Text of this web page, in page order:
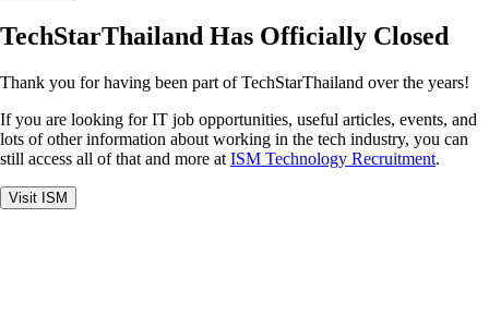
TechStarThailand Has Officially Closed
Thank you for having been part of TechStarThailand over the years!
If you are looking for IT job opportunities, useful articles, events, and
lots of other information about working in the tech industry, you can
still access all of that and more at ISM Technology Recruitment.
Visit ISM